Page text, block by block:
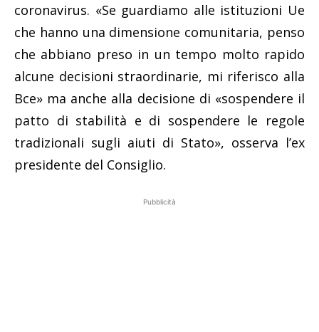
coronavirus. «Se guardiamo alle istituzioni Ue
che hanno una dimensione comunitaria, penso
che abbiano preso in un tempo molto rapido
alcune decisioni straordinarie, mi riferisco alla
Bce» ma anche alla decisione di «sospendere il
patto di stabilità e di sospendere le regole
tradizionali sugli aiuti di Stato», osserva l’ex
presidente del Consiglio.
Pubblicità